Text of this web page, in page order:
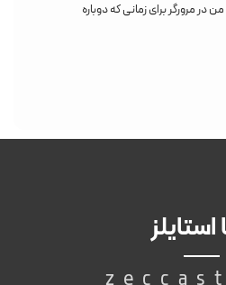
در مرورگر برای زمانی که دوباره